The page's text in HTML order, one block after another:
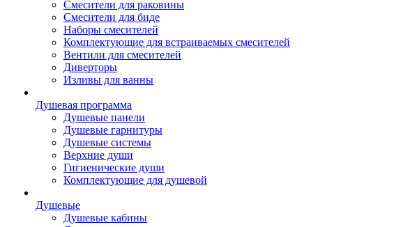
Смесители для раковины
Смесители для биде
Наборы смесителей
Комплектующие для встраиваемых смесителей
Вентили для смесителей
Диверторы
Изливы для ванны
Душевая программа
Душевые панели
Душевые гарнитуры
Душевые системы
Верхние души
Гигиенические души
Комплектующие для душевой
Душевые
Душевые кабины